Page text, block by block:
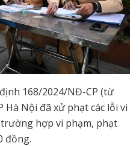
168/2024/NĐ-CP (từ
Hà Nội đã xử phạt các lỗi vi
hợp vi phạm, phạt
đồng.